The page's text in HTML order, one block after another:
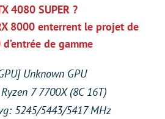
4080 SUPER ?
8000 enterrent le projet de
de gamme
Unknown GPU
7 7700X (8C 16T)
5245/5443/5417 MHz